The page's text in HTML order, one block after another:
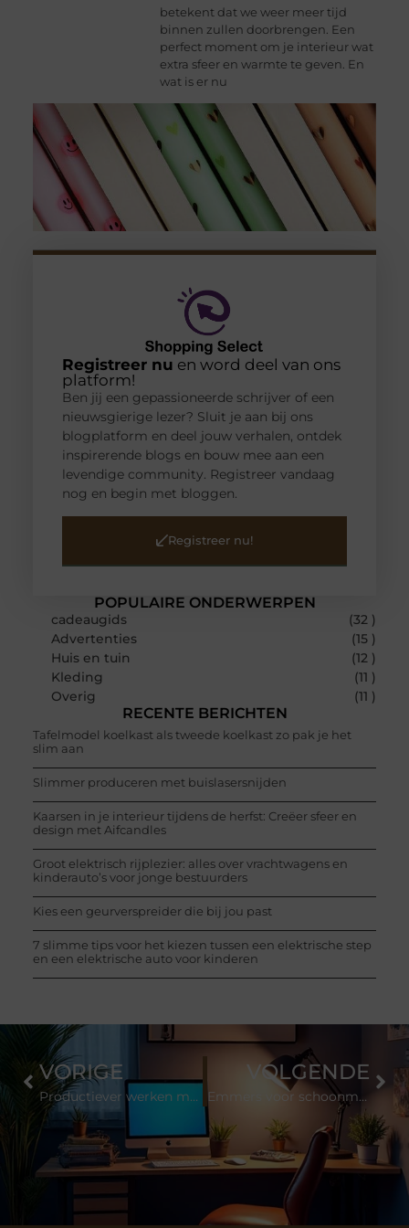
betekent dat we weer meer tijd
binnen zullen doorbrengen. Een
perfect moment om je interieur wat
extra sfeer en warmte te geven. En
wat is er nu
POPULAIRE ONDERWERPEN
cadeaugids
(32 )
Advertenties
(15 )
Huis en tuin
(12 )
Kleding
(11 )
Overig
(11 )
RECENTE BERICHTEN
Tafelmodel koelkast als tweede koelkast zo pak je het
slim aan
Slimmer produceren met buislasersnijden
Kaarsen in je interieur tijdens de herfst: Creëer sfeer en
design met Aifcandles
Groot elektrisch rijplezier: alles over vrachtwagens en
kinderauto’s voor jonge bestuurders
Kies een geurverspreider die bij jou past
7 slimme tips voor het kiezen tussen een elektrische step
en een elektrische auto voor kinderen
Registreer nu en word deel van ons
platform!
Ben jij een gepassioneerde schrijver of een
nieuwsgierige lezer? Sluit je aan bij ons
blogplatform en deel jouw verhalen, ontdek
inspirerende blogs en bouw mee aan een
levendige community. Registreer vandaag
nog en begin met bloggen.
Registreer nu!
VORIGE
Productiever werken met de beste kantoorbenodigdheden met een bestelkantoor
VOLGENDE
Emmers voor schoonmaken